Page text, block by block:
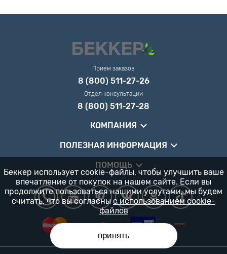
Прием заказов
8 (800) 511-27-26
Отдел консультации
8 (800) 511-27-28
КОМПАНИЯ
ПОЛЕЗНАЯ ИНФОРМАЦИЯ
ПОМОЩЬ
Беккер использует cookie-файлы, чтобы улучшить ваше
впечатление от покупок на нашем сайте. Если вы
продолжите пользоваться нашими услугами, мы будем
считать, что вы согласны с использованием cookie-
файлов
принять